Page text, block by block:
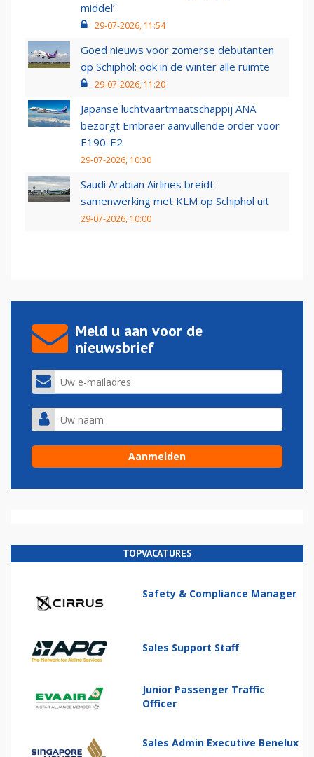
middel’
29-07-2026, 11:54
Goed nieuws voor zomerse debutanten
op Schiphol: ook in de winter alle ruimte
29-07-2026, 11:20
Japanse luchtvaartmaatschappij ANA
bezorgt Embraer aanvullende order voor
E190-E2
29-07-2026, 10:30
Saudi Arabian Airlines breidt
samenwerking met KLM op Schiphol uit
29-07-2026, 10:00
Meld u aan voor de
nieuwsbrief
TOPVACATURES
Safety & Compliance Manager
Sales Support Staff
Junior Passenger Traffic
Officer
Sales Admin Executive Benelux